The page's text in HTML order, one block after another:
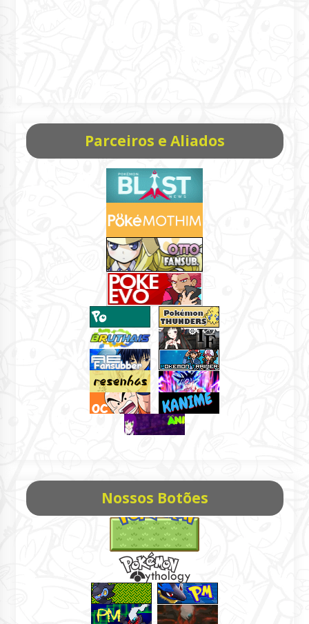
Parceiros e Aliados
Nossos Botões